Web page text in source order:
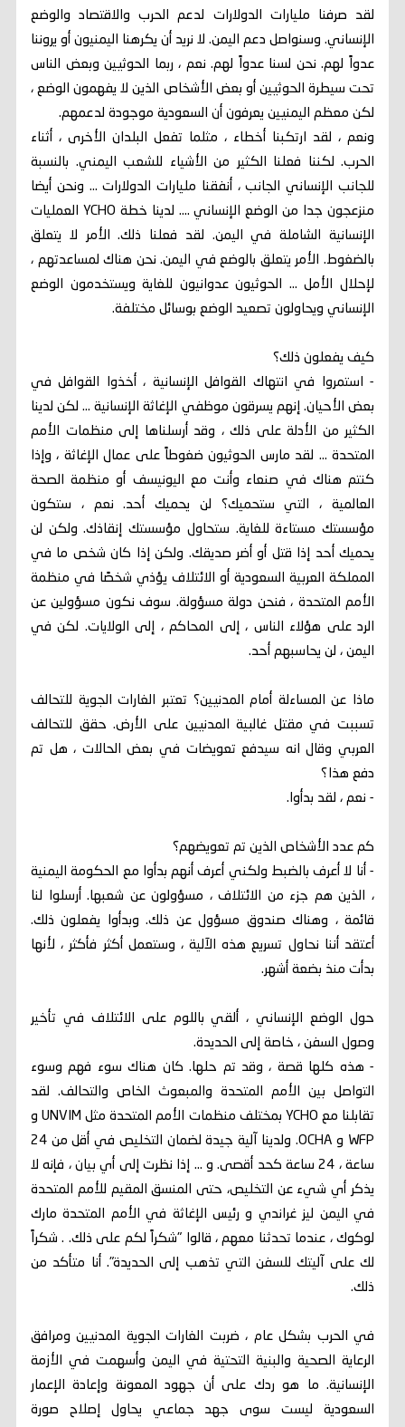
لقد صرفنا مليارات الدولارات لدعم الحرب والاقتصاد والوضع
الإنساني. وسنواصل دعم اليمن. لا نريد أن يكرهنا اليمنيون أو يروننا
عدواً لهم. نحن لسنا عدواً لهم. نعم ، ربما الحوثيين وبعض الناس
تحت سيطرة الحوثيين أو بعض الأشخاص الذين لا يفهمون الوضع ،
لكن معظم اليمنيين يعرفون أن السعودية موجودة لدعمهم.
ونعم ، لقد ارتكبنا أخطاء ، مثلما تفعل البلدان الأخرى ، أثناء
الحرب. لكننا فعلنا الكثير من الأشياء للشعب اليمني. بالنسبة
للجانب الإنساني الجانب ، أنفقنا مليارات الدولارات ... ونحن أيضا
منزعجون جدا من الوضع الإنساني .... لدينا خطة YCHO العمليات
الإنسانية الشاملة في اليمن. لقد فعلنا ذلك. الأمر لا يتعلق
بالضغوط. الأمر يتعلق بالوضع في اليمن. نحن هناك لمساعدتهم ،
لإحلال الأمل ... الحوثيون عدوانيون للغاية ويستخدمون الوضع
الإنساني ويحاولون تصعيد الوضع بوسائل مختلفة.
كيف يفعلون ذلك؟
- استمروا في انتهاك القوافل الإنسانية ، أخذوا القوافل في
بعض الأحيان. إنهم يسرقون موظفي الإغاثة الإنسانية ... لكن لدينا
الكثير من الأدلة على ذلك ، وقد أرسلناها إلى منظمات الأمم
المتحدة ... لقد مارس الحوثيون ضغوطاً على عمال الإغاثة ، وإذا
كنتم هناك في صنعاء وأنت مع اليونيسف أو منظمة الصحة
العالمية ، التي ستحميك؟ لن يحميك أحد. نعم ، ستكون
مؤسستك مستاءة للغاية. ستحاول مؤسستك إنقاذك. ولكن لن
يحميك أحد إذا قتل أو أضر صديقك. ولكن إذا كان شخص ما في
المملكة العربية السعودية أو الائتلاف يؤذي شخصًا في منظمة
الأمم المتحدة ، فنحن دولة مسؤولة. سوف نكون مسؤولين عن
الرد على هؤلاء الناس ، إلى المحاكم ، إلى الولايات. لكن في
اليمن ، لن يحاسبهم أحد.
ماذا عن المساءلة أمام المدنيين؟ تعتبر الغارات الجوية للتحالف
تسببت في مقتل غالبية المدنيين على الأرض. حقق للتحالف
العربي وقال انه سيدفع تعويضات في بعض الحالات ، هل تم
دفع هذا؟
- نعم ، لقد بدأوا.
كم عدد الأشخاص الذين تم تعويضهم؟
- أنا لا أعرف بالضبط ولكني أعرف أنهم بدأوا مع الحكومة اليمنية
، الذين هم جزء من الائتلاف ، مسؤولون عن شعبها. أرسلوا لنا
قائمة ، وهناك صندوق مسؤول عن ذلك. وبدأوا يفعلون ذلك.
أعتقد أننا نحاول تسريع هذه الآلية ، وستعمل أكثر فأكثر ، لأنها
بدأت منذ بضعة أشهر.
حول الوضع الإنساني ، ألقي باللوم على الائتلاف في تأخير
وصول السفن ، خاصة إلى الحديدة.
- هذه كلها قصة ، وقد تم حلها. كان هناك سوء فهم وسوء
التواصل بين الأمم المتحدة والمبعوث الخاص والتحالف. لقد
تقابلنا مع YCHO بمختلف منظمات الأمم المتحدة مثل UNVIM و
WFP و OCHA. ولدينا آلية جيدة لضمان التخليص في أقل من 24
ساعة ، 24 ساعة كحد أقصى. و ... إذا نظرت إلى أي بيان ، فإنه لا
يذكر أي شيء عن التخليص، حتى المنسق المقيم للأمم المتحدة
في اليمن ليز غراندي و رئيس الإغاثة في الأمم المتحدة مارك
لوكوك ، عندما تحدثنا معهم ، قالوا "شكراً لكم على ذلك. . شكراً
لك على آليتك للسفن التي تذهب إلى الحديدة". أنا متأكد من
ذلك.
في الحرب بشكل عام ، ضربت الغارات الجوية المدنيين ومرافق
الرعاية الصحية والبنية التحتية في اليمن وأسهمت في الأزمة
الإنسانية. ما هو ردك على أن جهود المعونة وإعادة الإعمار
السعودية ليست سوى جهد جماعي يحاول إصلاح صورة